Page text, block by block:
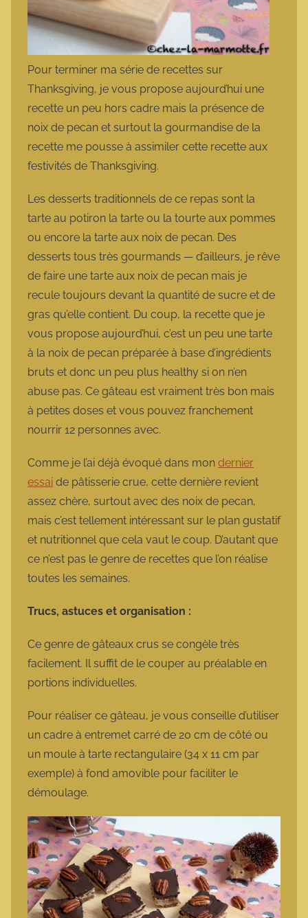
Pour terminer ma série de recettes sur
Thanksgiving, je vous propose aujourd’hui une
recette un peu hors cadre mais la présence de
noix de pecan et surtout la gourmandise de la
recette me pousse à assimiler cette recette aux
festivités de Thanksgiving.
Les desserts traditionnels de ce repas sont la
tarte au potiron la tarte ou la tourte aux pommes
ou encore la tarte aux noix de pecan. Des
desserts tous très gourmands — d’ailleurs, je rêve
de faire une tarte aux noix de pecan mais je
recule toujours devant la quantité de sucre et de
gras qu’elle contient. Du coup, la recette que je
vous propose aujourd’hui, c’est un peu une tarte
à la noix de pecan préparée à base d’ingrédients
bruts et donc un peu plus healthy si on n’en
abuse pas. Ce gâteau est vraiment très bon mais
à petites doses et vous pouvez franchement
nourrir 12 personnes avec.
Comme je l’ai déjà évoqué dans mon dernier
essai de pâtisserie crue, cette dernière revient
assez chère, surtout avec des noix de pecan,
mais c’est tellement intéressant sur le plan gustatif
et nutritionnel que cela vaut le coup. D’autant que
ce n’est pas le genre de recettes que l’on réalise
toutes les semaines.
Trucs, astuces et organisation :
Ce genre de gâteaux crus se congèle très
facilement. Il suffit de le couper au préalable en
portions individuelles.
Pour réaliser ce gâteau, je vous conseille d’utiliser
un cadre à entremet carré de 20 cm de côté ou
un moule à tarte rectangulaire (34 x 11 cm par
exemple) à fond amovible pour faciliter le
démoulage.